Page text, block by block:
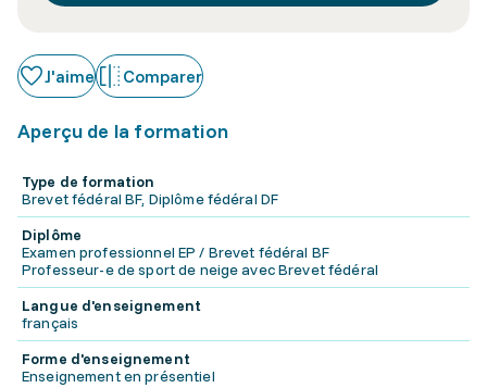
J'aime Comparer
Aperçu de la formation
Type de formation
Brevet fédéral BF, Diplôme fédéral DF
Diplôme
Examen professionnel EP / Brevet fédéral BF
Professeur-e de sport de neige avec Brevet fédéral
Langue d'enseignement
français
Forme d'enseignement
Enseignement en présentiel